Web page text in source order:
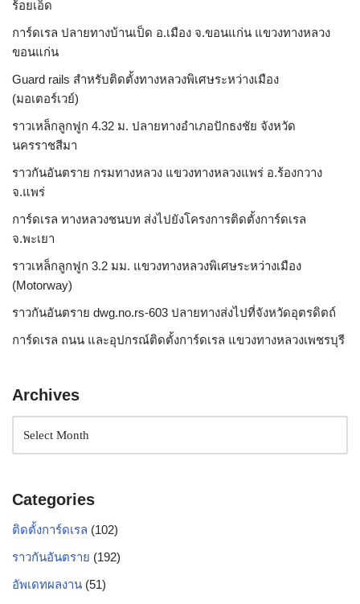
ร้อยเอ็ด
การ์ดเรล ปลายทางบ้านเป็ด อ.เมือง จ.ขอนแก่น แขวงทางหลวง
ขอนแก่น
Guard rails สำหรับติดตั้งทางหลวงพิเศษระหว่างเมือง
(มอเตอร์เวย์)
ราวเหล็กลูกฟูก 4.32 ม. ปลายทางอำเภอปักธงชัย จังหวัด
นครราชสีมา
ราวกันอันตราย กรมทางหลวง แขวงทางหลวงแพร่ อ.ร้องกวาง
จ.แพร่
การ์ดเรล ทางหลวงชนบท ส่งไปยังโครงการติดตั้งการ์ดเรล
จ.พะเยา
ราวเหล็กลูกฟูก 3.2 มม. แขวงทางหลวงพิเศษระหว่างเมือง
(Motorway)
ราวกันอันตราย dwg.no.rs-603 ปลายทางส่งไปที่จังหวัดอุตรดิตถ์
การ์ดเรล ถนน และอุปกรณ์ติดตั้งการ์ดเรล แขวงทางหลวงเพชรบุรี
Archives
Categories
ติดตั้งการ์ดเรล (102)
ราวกันอันตราย (192)
อัพเดทผลงาน (51)